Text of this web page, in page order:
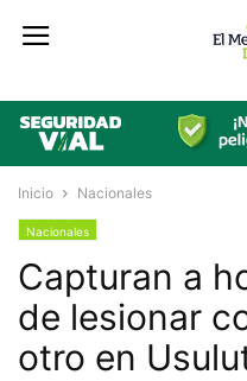
Inicio Nacionales
Nacionales
Capturan a
de lesionar
otro en